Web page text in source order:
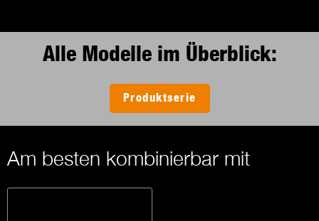
Alle Modelle im Überblick:
Produktserie
Am besten kombinierbar mit